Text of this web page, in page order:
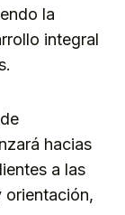
la
integral
hacias
a las
orientación,